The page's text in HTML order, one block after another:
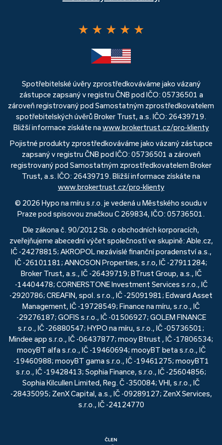
★ ★ ★ ★ ★
Spotřebitelské úvěry zprostředkováváme jako vázaný
zástupce zapsaný v registru ČNB pod IČO: 05736501 a
zároveň registrovaný pod Samostatným zprostředkovatelem
spotřebitelských úvěrů Broker Trust, a.s. IČO: 26439719.
Bližší informace získáte na www.brokertrust.cz/pro-klienty
Pojistné produkty zprostředkováváme jako vázaný zástupce
zapsaný v registru ČNB pod IČO: 05736501 a zároveň
registrovaný pod Samostatným zprostředkovatelem Broker
Trust, a.s. IČO: 26439719. Bližší informace získáte na
www.brokertrust.cz/pro-klienty
© 2026 Hypo na míru s.r.o. je vedená u Městského soudu v
Praze pod spisovou značkou C 269834, IČO: 05736501.
Dle zákona č. 90/2012 Sb. o obchodních korporacích,
zveřejňujeme abecední výčet společností ve skupině: Able.cz,
IČ -24278815; AKROPOL nezávislé finanční poradenství a.s.,
IČ -26101181; ANNOSON Properties, s.r.o, IČ -27911284;
Broker Trust, a.s., IČ -26439719; BTrust Group, a.s., IČ
-14404478; CORNERSTONE Investment Services s.r.o., IČ
-2920786; CREAFIN, spol. s r.o., IČ -25091981; Edward Asset
Management, IČ -19728549; Finance na míru, s.r.o., IČ
-29276187; GOFIS s.r.o., IČ -01506927; GOLEM FINANCE
s.r.o., IČ -26880547; HYPO na míru, s.r.o., IČ -05736501;
Mindee app s.r.o., IČ -06437877; mooy Btrust , IČ -17806534;
mooyBT alfa s.r.o., IČ -19460694; mooyBT beta s.r.o., IČ
-19460988; mooyBT gama s.r.o., IČ -19461275; mooyBT1
s.r.o., IČ -19428413; Sophia Finance, s.r.o., IČ -25604856;
Sophia Kilcullen Limited, Reg. Č -350084; VHI, s.r.o., IČ
-28435095; ZenX Capital, a.s., IČ -09289127; ZenX Services,
s.r.o., IČ -24124770